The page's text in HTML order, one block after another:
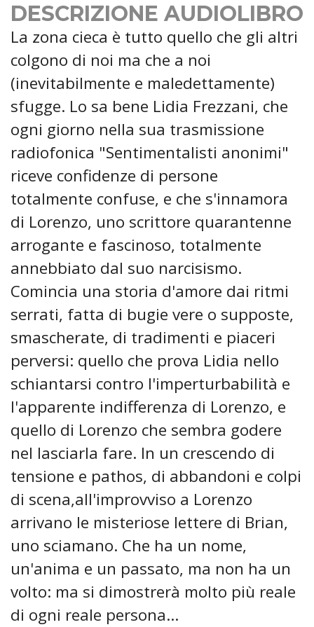
DESCRIZIONE AUDIOLIBRO
La zona cieca è tutto quello che gli altri
colgono di noi ma che a noi
(inevitabilmente e maledettamente)
sfugge. Lo sa bene Lidia Frezzani, che
ogni giorno nella sua trasmissione
radiofonica "Sentimentalisti anonimi"
riceve confidenze di persone
totalmente confuse, e che s'innamora
di Lorenzo, uno scrittore quarantenne
arrogante e fascinoso, totalmente
annebbiato dal suo narcisismo.
Comincia una storia d'amore dai ritmi
serrati, fatta di bugie vere o supposte,
smascherate, di tradimenti e piaceri
perversi: quello che prova Lidia nello
schiantarsi contro l'imperturbabilità e
l'apparente indifferenza di Lorenzo, e
quello di Lorenzo che sembra godere
nel lasciarla fare. In un crescendo di
tensione e pathos, di abbandoni e colpi
di scena,all'improvviso a Lorenzo
arrivano le misteriose lettere di Brian,
uno sciamano. Che ha un nome,
un'anima e un passato, ma non ha un
volto: ma si dimostrerà molto più reale
di ogni reale persona...